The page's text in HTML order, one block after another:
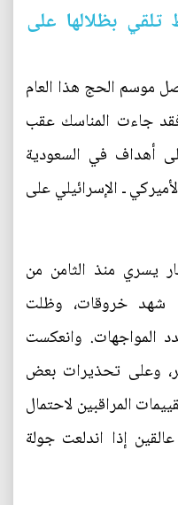
بظلالها على
موسم الحج هذا العام
فقد جاءت المناسك عقب
أهداف في السعودية
ـ الإسرائيلي على
يسري منذ الثامن من
شهد خروقات، وظلت
المواجهات. وانعكست
وعلى تحذيرات بعض
المراقبين لاحتمال
إذا اندلعت جولة